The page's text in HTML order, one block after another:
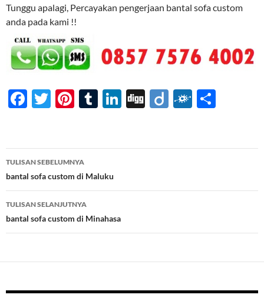
Tunggu apalagi, Percayakan pengerjaan bantal sofa custom
anda pada kami !!
F
b
o
o
k
T
er
Pi
es
t
T
bl
r
Li
e
n
Di Di F
d e
Navigasi
Tulisan
TULISAN SEBELUMNYA
bantal sofa custom di Maluku
TULISAN SELANJUTNYA
bantal sofa custom di Minahasa